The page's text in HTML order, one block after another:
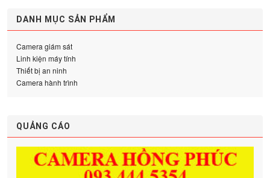
DANH MỤC SẢN PHẨM
Camera giám sát
Linh kiện máy tính
Thiết bị an ninh
Camera hành trình
QUẢNG CÁO